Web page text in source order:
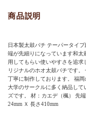
商品説明
日本製太鼓バチ テーパータイ
端が先細りになっています和太
用してもらい使いやすさを追求
リジナルのホオ太鼓バチです。
丁寧に制作しております。 福
大学のサークルに多く納品して
ズです。 材：カエデ（楓） 先
24mm Ｘ 長さ410mm